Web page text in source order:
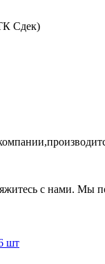
Сдек)
с нами. Мы